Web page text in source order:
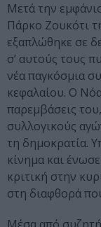
Μετά την
Πάρκο Ζουκότι
εξαπλώθηκε σε
σ’ αυτούς τους
νέα παγκόσμια
κεφαλαίου. Ο
παρεμβάσεις
συλλογικούς
τη δημοκρατία.
κίνημα και
κριτική στην
στη διαφθορά